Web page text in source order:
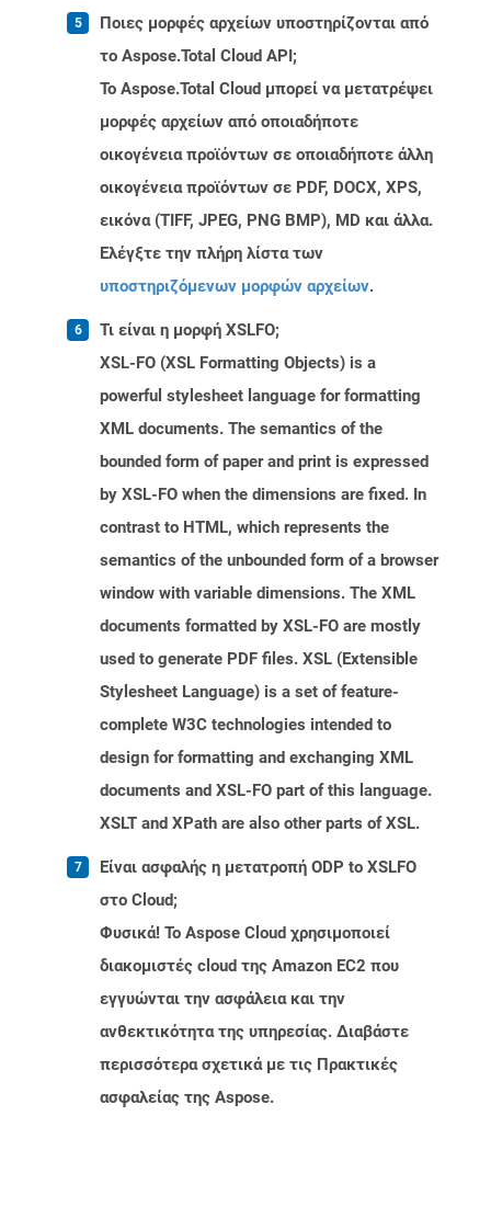
Ποιες μορφές αρχείων υποστηρίζονται από
το Aspose.Total Cloud API;
Το Aspose.Total Cloud μπορεί να μετατρέψει
μορφές αρχείων από οποιαδήποτε
οικογένεια προϊόντων σε οποιαδήποτε άλλη
οικογένεια προϊόντων σε PDF, DOCX, XPS,
εικόνα (TIFF, JPEG, PNG BMP), MD και άλλα.
Ελέγξτε την πλήρη λίστα των
υποστηριζόμενων μορφών αρχείων.
Τι είναι η μορφή XSLFO;
XSL-FO (XSL Formatting Objects) is a
powerful stylesheet language for formatting
XML documents. The semantics of the
bounded form of paper and print is expressed
by XSL-FO when the dimensions are fixed. In
contrast to HTML, which represents the
semantics of the unbounded form of a browser
window with variable dimensions. The XML
documents formatted by XSL-FO are mostly
used to generate PDF files. XSL (Extensible
Stylesheet Language) is a set of feature-
complete W3C technologies intended to
design for formatting and exchanging XML
documents and XSL-FO part of this language.
XSLT and XPath are also other parts of XSL.
Είναι ασφαλής η μετατροπή ODP to XSLFO
στο Cloud;
Φυσικά! Το Aspose Cloud χρησιμοποιεί
διακομιστές cloud της Amazon EC2 που
εγγυώνται την ασφάλεια και την
ανθεκτικότητα της υπηρεσίας. Διαβάστε
περισσότερα σχετικά με τις Πρακτικές
ασφαλείας της Aspose.